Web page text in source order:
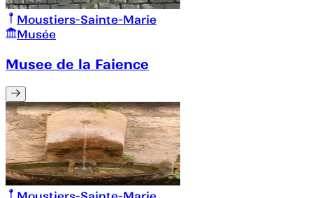
Moustiers-Sainte-Marie
Musée
Musee de la Faience